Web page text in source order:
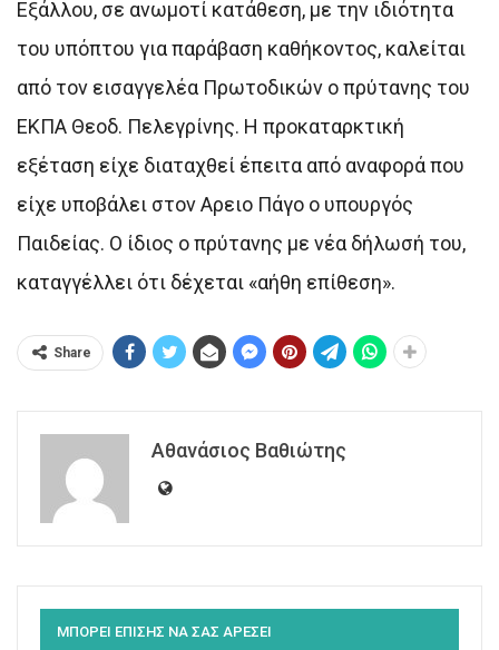
Εξάλλου, σε ανωμοτί κατάθεση, με την ιδιότητα
του υπόπτου για παράβαση καθήκοντος, καλείται
από τον εισαγγελέα Πρωτοδικών ο πρύτανης του
ΕΚΠΑ Θεοδ. Πελεγρίνης. Η προκαταρκτική
εξέταση είχε διαταχθεί έπειτα από αναφορά που
είχε υποβάλει στον Aρειο Πάγο ο υπουργός
Παιδείας. Ο ίδιος ο πρύτανης με νέα δήλωσή του,
καταγγέλλει ότι δέχεται «αήθη επίθεση».
Share
Αθανάσιος Βαθιώτης
ΜΠΟΡΕΙ ΕΠΙΣΗΣ ΝΑ ΣΑΣ ΑΡΕΣΕΙ